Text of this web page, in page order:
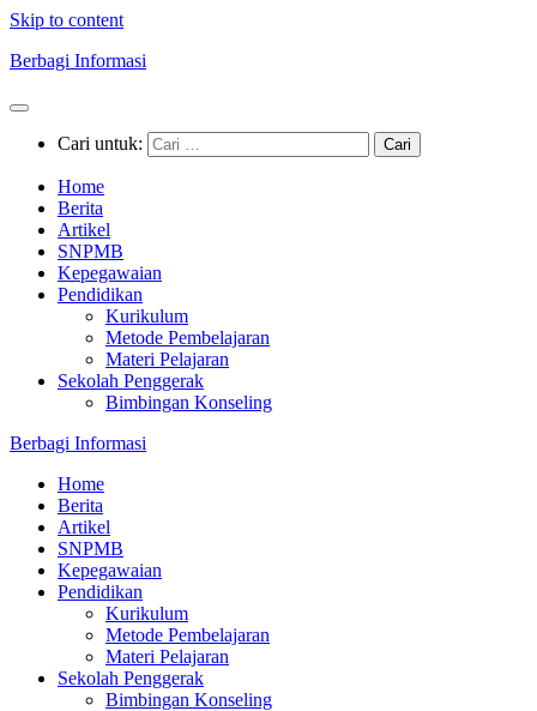
Skip to content
Berbagi Informasi
Cari untuk:
Home
Berita
Artikel
SNPMB
Kepegawaian
Pendidikan
Kurikulum
Metode Pembelajaran
Materi Pelajaran
Sekolah Penggerak
Bimbingan Konseling
Berbagi Informasi
Home
Berita
Artikel
SNPMB
Kepegawaian
Pendidikan
Kurikulum
Metode Pembelajaran
Materi Pelajaran
Sekolah Penggerak
Bimbingan Konseling